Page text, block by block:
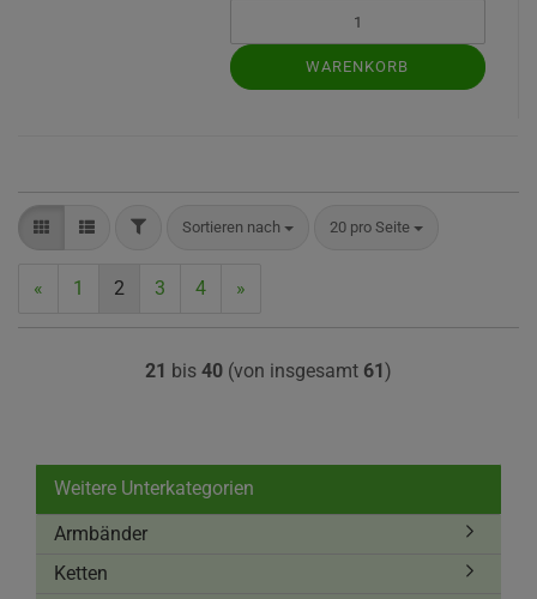
WARENKORB
FILTERSortieren nach
Sortieren nach 20 pro Seite
pro Seite
« 1 2 3 4 »
21 bis 40 (von insgesamt 61)
Weitere Unterkategorien
Armbänder
Ketten